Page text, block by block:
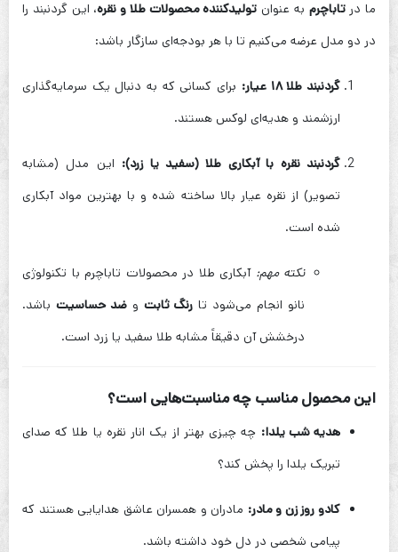
ما درتاباچرم به عنوان تولیدکننده محصولات طلا و نقره، این گردنبند را
در دو مدل عرضه می‌کنیم تا با هر بودجه‌ای سازگار باشد:
گردنبند طلا ۱۸ عیار:
برای کسانی که به دنبال یک سرمایه‌گذاری
ارزشمند و هدیه‌ای لوکس هستند.
گردنبند نقره با آبکاری طلا (سفید یا زرد): این مدل (مشابه
تصویر) از نقره عیار بالا ساخته شده و با بهترین مواد آبکاری
شده است.
نکته مهم: آبکاری طلا در محصولات تاباچرم با تکنولوژی
نانو انجام می‌شود تا رنگ ثابت وضد حساسیت باشد.
درخشش آن دقیقاً مشابه طلا سفید یا زرد است.
این محصول مناسب چه مناسبت‌هایی است؟
هدیه شب یلدا: چه چیزی بهتر از یک انار نقره یا طلا که صدای
تبریک یلدا را پخش کند؟
کادو روز زن و مادر: مادران و همسران عاشق هدایایی هستند که
پیامی شخصی در دل خود داشته باشد.